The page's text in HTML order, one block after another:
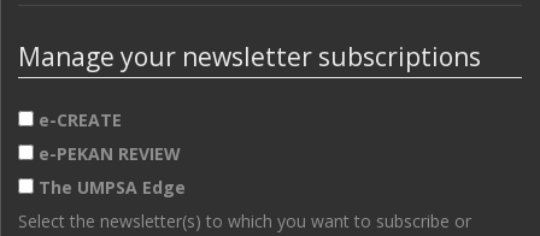
Manage your newsletter subscriptions
e-CREATE
e-PEKAN REVIEW
The UMPSA Edge
Select the newsletter(s) to which you want to subscribe or